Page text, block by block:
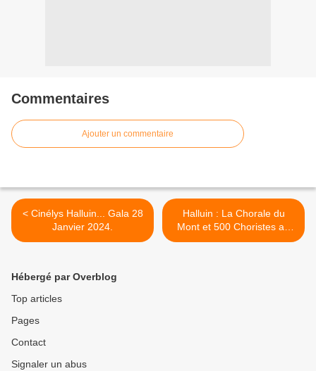
Commentaires
Ajouter un commentaire
< Cinélys Halluin... Gala 28
Janvier 2024.
Halluin : La Chorale du
Mont et 500 Choristes au
Zénith de Lille (28 Janvier
Hébergé par Overblog
Top articles
Pages
Contact
Signaler un abus